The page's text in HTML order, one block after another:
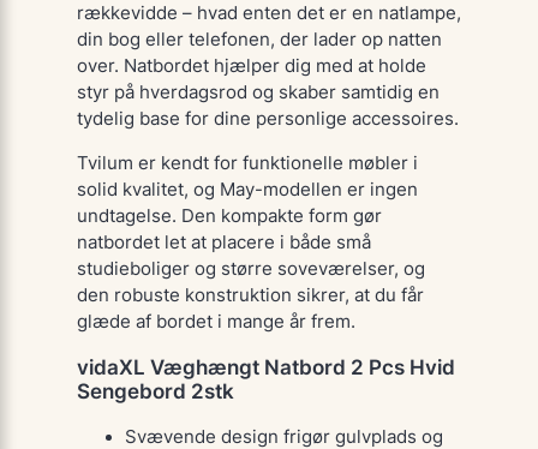
rækkevidde – hvad enten det er en natlampe,
din bog eller telefonen, der lader op natten
over. Natbordet hjælper dig med at holde
styr på hverdagsrod og skaber samtidig en
tydelig base for dine personlige accessoires.
Tvilum er kendt for funktionelle møbler i
solid kvalitet, og May-modellen er ingen
undtagelse. Den kompakte form gør
natbordet let at placere i både små
studieboliger og større soveværelser, og
den robuste konstruktion sikrer, at du får
glæde af bordet i mange år frem.
vidaXL Væghængt Natbord 2 Pcs Hvid
Sengebord 2stk
Svævende design frigør gulvplads og